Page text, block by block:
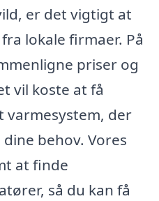
er det vigtigt at
lokale firmaer. På
priser og
vil koste at få
varmesystem, der
behov. Vores
at finde
så du kan få